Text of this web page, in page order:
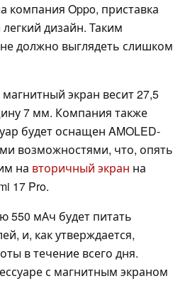
компания Oppo, приставка
дизайн. Таким
должно выглядеть слишком
экран весит 27,5
7 мм. Компания также
будет оснащен AMOLED-
возможностями, что, опять
на вторичный экран на
17 Pro.
550 мАч будет питать
и, как утверждается,
в течение всего дня.
с магнитным экраном